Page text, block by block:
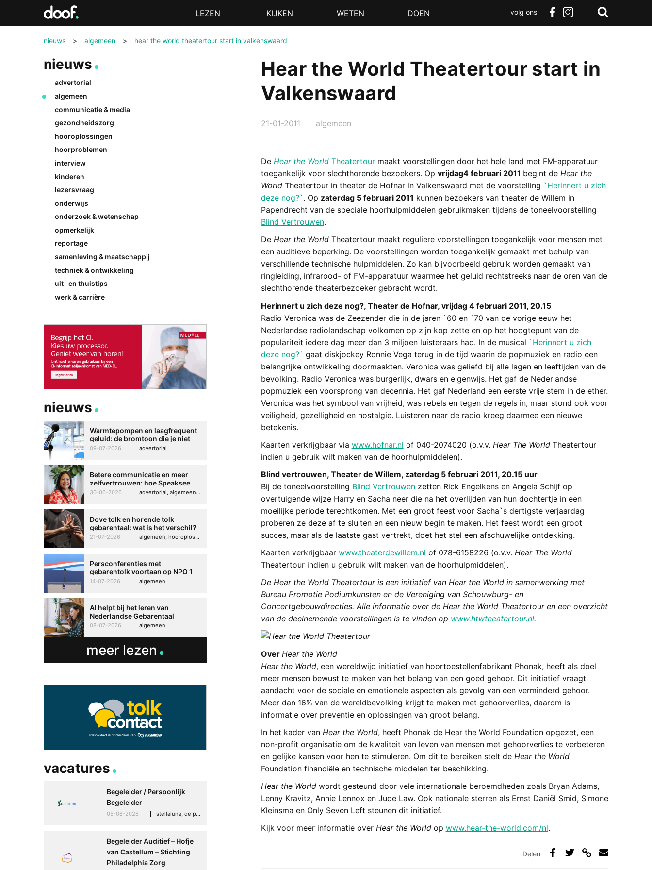
MenuLEZEN KIJKEN WETEN DOEN
volg ons
nieuws > algemeen > hear the world theatertour start in valkenswaard
Hear the World Theatertour start in
Valkenswaard
21-01-2011 algemeen
De Hear the WorldTheatertourmaakt voorstellingen door het hele land met FM-apparatuur
toegankelijk voor slechthorende bezoekers. Op vrijdag4 februari 2011 begint de Hear the
WorldTheatertour in theater de Hofnar in Valkenswaard met de voorstelling `Herinnert u zich
deze nog?`. Op zaterdag 5 februari 2011 kunnen bezoekers van theater de Willem in
Papendrecht van de speciale hoorhulpmiddelen gebruikmaken tijdens de toneelvoorstelling
Blind Vertrouwen.
De Hear the WorldTheatertour maakt reguliere voorstellingen toegankelijk voor mensen met
een auditieve beperking. De voorstellingen worden toegankelijk gemaakt met behulp van
verschillende technische hulpmiddelen. Zo kan bijvoorbeeld gebruik worden gemaakt van
ringleiding, infrarood- of FM-apparatuur waarmee het geluid rechtstreeks naar de oren van de
slechthorende theaterbezoeker gebracht wordt.
Herinnert u zich deze nog?, Theater de Hofnar, vrijdag 4 februari 2011, 20.15
Radio Veronica was de Zeezender die in de jaren `60 en `70 van de vorige eeuw het
Nederlandse radiolandschap volkomen op zijn kop zette en op het hoogtepunt van de
populariteit iedere dag meer dan 3 miljoen luisteraars had. In de musical `Herinnert u zich
deze nog?` gaat diskjockey Ronnie Vega terug in de tijd waarin de popmuziek en radio een
belangrijke ontwikkeling doormaakten. Veronica was geliefd bij alle lagen en leeftijden van de
bevolking. Radio Veronica was burgerlijk, dwars en eigenwijs. Het gaf de Nederlandse
popmuziek een voorsprong van decennia. Het gaf Nederland een eerste vrije stem in de ether.
Veronica was het symbool van vrijheid, was rebels en tegen de regels in, maar stond ook voor
veiligheid, gezelligheid en nostalgie. Luisteren naar de radio kreeg daarmee een nieuwe
betekenis.
Kaarten verkrijgbaar via www.hofnar.nl of 040-2074020 (o.v.v. Hear The WorldTheatertour
indien u gebruik wilt maken van de hoorhulpmiddelen).
Blind vertrouwen, Theater de Willem, zaterdag 5 februari 2011, 20.15 uur
Bij de toneelvoorstelling Blind Vertrouwenzetten Rick Engelkens en Angela Schijf op
overtuigende wijze Harry en Sacha neer die na het overlijden van hun dochtertje in een
moeilijke periode terechtkomen. Met een groot feest voor Sacha`s dertigste verjaardag
proberen ze deze af te sluiten en een nieuw begin te maken. Het feest wordt een groot
succes, maar als de laatste gast vertrekt, doet het stel een afschuwelijke ontdekking.
Kaarten verkrijgbaar www.theaterdewillem.nl of 078-6158226 (o.v.v. Hear The World
Theatertour indien u gebruik wilt maken van de hoorhulpmiddelen).
De Hear the World Theatertour is een initiatief van Hear the World in samenwerking met
Bureau Promotie Podiumkunsten en de Vereniging van Schouwburg- en
Concertgebouwdirecties. Alle informatie over de Hear the World Theatertour en een overzicht
van de deelnemende voorstellingen is te vinden op www.htwtheatertour.nl.
Over Hear the World
Hear the World, een wereldwijd initiatief van hoortoestellenfabrikant Phonak, heeft als doel
meer mensen bewust te maken van het belang van een goed gehoor. Dit initiatief vraagt
aandacht voor de sociale en emotionele aspecten als gevolg van een verminderd gehoor.
Meer dan 16% van de wereldbevolking krijgt te maken met gehoorverlies, daarom is
informatie over preventie en oplossingen van groot belang.
In het kader van Hear the World, heeft Phonak de Hear the World Foundation opgezet, een
non-profit organisatie om de kwaliteit van leven van mensen met gehoorverlies te verbeteren
en gelijke kansen voor hen te stimuleren. Om dit te bereiken stelt de Hear the World
Foundation financiële en technische middelen ter beschikking.
Hear the Worldwordt gesteund door vele internationale beroemdheden zoals Bryan Adams,
Lenny Kravitz, Annie Lennox en Jude Law. Ook nationale sterren als Ernst Daniël Smid, Simone
Kleinsma en Only Seven Left steunen dit initiatief.
Kijk voor meer informatie overHear the Worldop www.hear-the-world.com/nl.
Delen
nieuws
advertorial
algemeen
communicatie & media
gezondheidszorg
hooroplossingen
hoorproblemen
interview
kinderen
lezersvraag
onderwijs
onderzoek & wetenschap
opmerkelijk
reportage
samenleving & maatschappij
techniek & ontwikkeling
uit- en thuistips
werk & carrière
nieuws
Warmtepompen en laagfrequent
geluid: de bromtoon die je niet
kunt negeren
09-07-2026 advertorial
Betere communicatie en meer
zelfvertrouwen: hoe Speaksee
Imelda helpt om te groeien in
30-06-2026 advertorial, algemeen, hooroplossingen, interview
Dove tolk en horende tolk
gebarentaal: wat is het verschil?
21-07-2026 algemeen, hooroplossingen, hoorproblemen, samenleving & maatschappij
Persconferenties met
gebarentolk voortaan op NPO 1
Extra
14-07-2026 algemeen
AI helpt bij het leren van
Nederlandse Gebarentaal
08-07-2026 algemeen
meer lezen
vacatures
Begeleider / Persoonlijk
Begeleider
05-08-2026 stellaluna, de punt (drenthe)
Begeleider Auditief – Hofje
van Castellum – Stichting
Philadelphia Zorg
Doof.nl
Zoeken
Terug